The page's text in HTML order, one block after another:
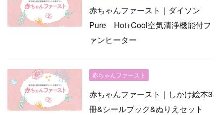
赤ちゃんファースト｜ダイソン
Pure Hot+Cool空気清浄機能付フ
ァンヒーター
赤ちゃんファースト
赤ちゃんファースト｜しかけ絵本3
冊&シールブック&ぬりえセット